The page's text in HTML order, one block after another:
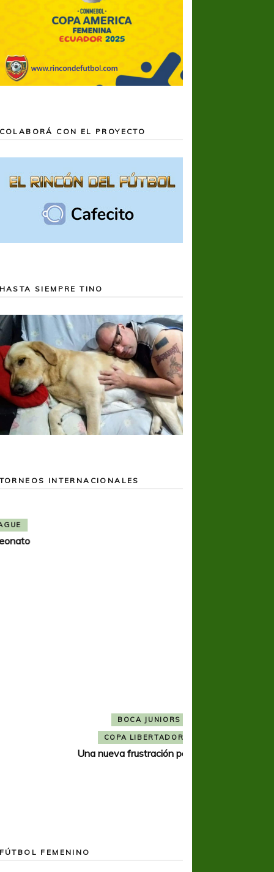
COLABORÁ CON EL PROYECTO
HASTA SIEMPRE TINO
TORNEOS INTERNACIONALES
FÚTBOL FEMENINO